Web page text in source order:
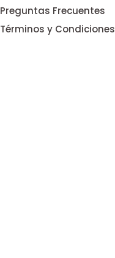
Preguntas Frecuentes
Términos y Condiciones